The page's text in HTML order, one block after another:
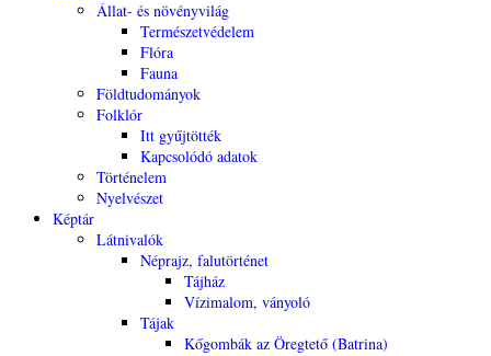
Állat- és növényvilág
Természetvédelem
Flóra
Fauna
Földtudományok
Folklór
Itt gyűjtötték
Kapcsolódó adatok
Történelem
Nyelvészet
Képtár
Látnivalók
Néprajz, falutörténet
Tájház
Vízimalom, ványoló
Tájak
Kőgombák az Öregtető (Batrina)